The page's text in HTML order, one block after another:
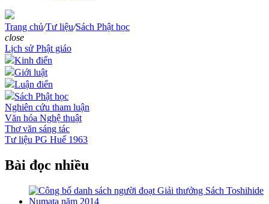
Trang chủ/Tư liệu/Sách Phật học
close
Lịch sử Phật giáo
Kinh điển
Giới luật
Luận điển
Sách Phật học
Nghiên cứu tham luận
Văn hóa Nghệ thuật
Thơ văn sáng tác
Tư liệu PG Huế 1963
Bài đọc nhiều